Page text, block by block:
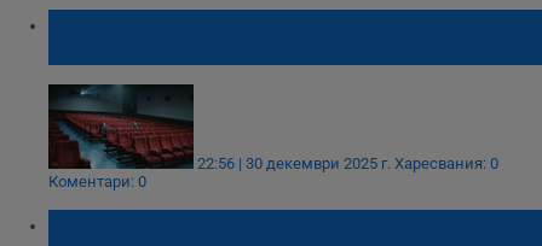
22:56 | 30 декември 2025 г. Харесвания: 0
Коментари: 0